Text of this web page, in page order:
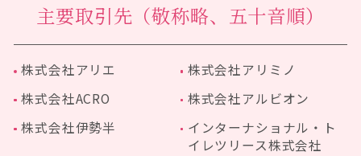
主要取引先（敬称略、五十音順）
株式会社アリエ
株式会社アリミノ
株式会社ACRO
株式会社アルビオン
株式会社伊勢半
インターナショナル・ト
イレツリース株式会社